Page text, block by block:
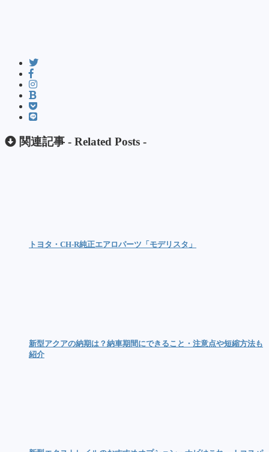
関連記事 - Related Posts -
トヨタ・CH-R純正エアロパーツ「モデリスタ」
新型アクアの納期は？納車期間にできること・注意点や短縮方法も
紹介